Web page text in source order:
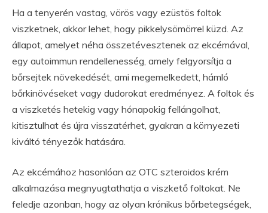
Ha a tenyerén vastag, vörös vagy ezüstös foltok
viszketnek, akkor lehet, hogy pikkelysömörrel küzd. Az
állapot, amelyet néha összetévesztenek az ekcémával,
egy autoimmun rendellenesség, amely felgyorsítja a
bőrsejtek növekedését, ami megemelkedett, hámló
bőrkinövéseket vagy dudorokat eredményez. A foltok és
a viszketés hetekig vagy hónapokig fellángolhat,
kitisztulhat és újra visszatérhet, gyakran a környezeti
kiváltó tényezők hatására.
Az ekcémához hasonlóan az OTC szteroidos krém
alkalmazása megnyugtathatja a viszkető foltokat. Ne
feledje azonban, hogy az olyan krónikus bőrbetegségek,